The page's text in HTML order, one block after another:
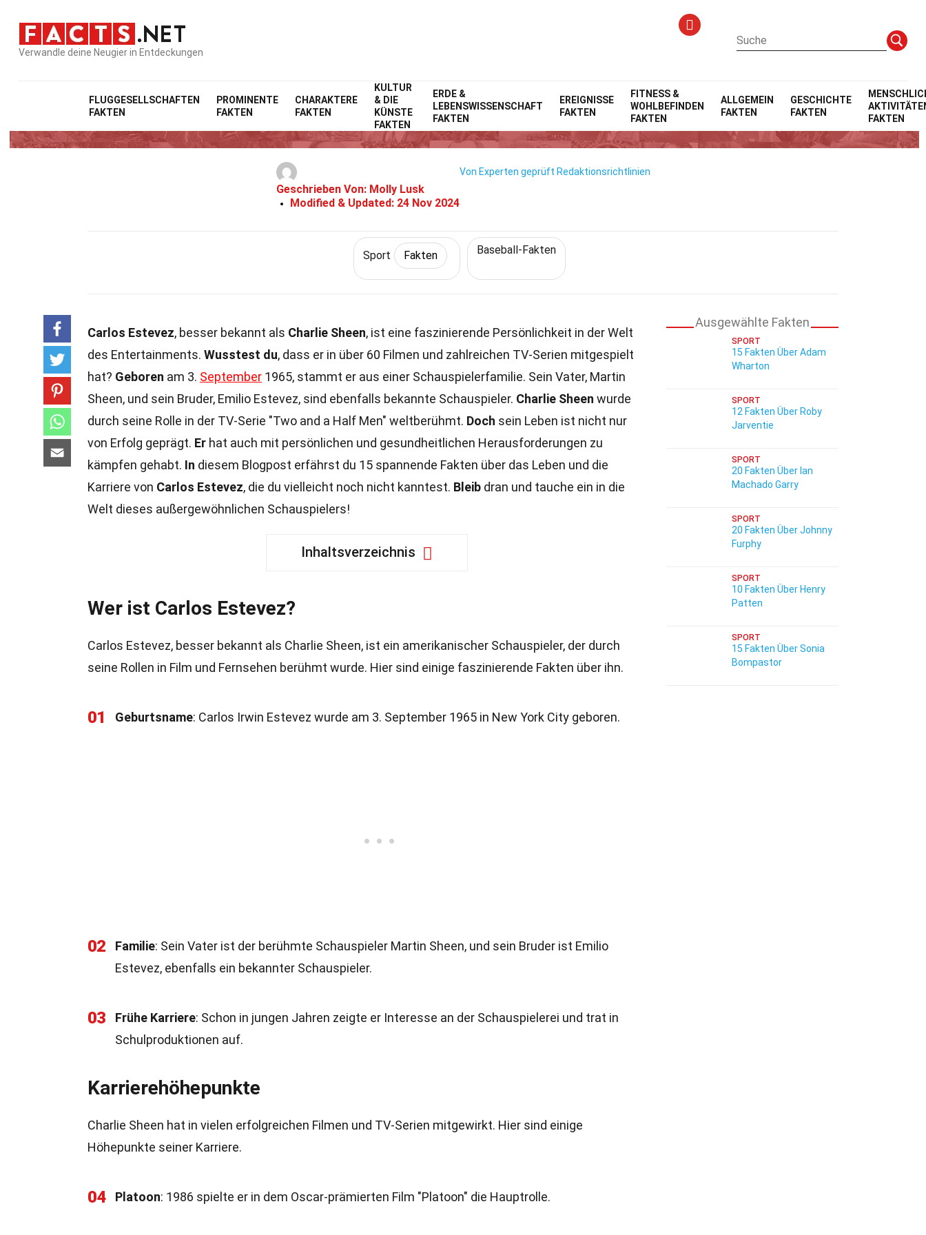
Verwandle deine Neugier in Entdeckungen
FLUGGESELLSCHAFTEN
FAKTEN
PROMINENTE
FAKTEN
CHARAKTERE
FAKTEN
KULTUR
& DIE
KÜNSTE
FAKTEN
ERDE &
LEBENSWISSENSCHAFT
FAKTEN
EREIGNISSE
FAKTEN
FITNESS &
WOHLBEFINDEN
FAKTEN
ALLGEMEIN
FAKTEN
GESCHICHTE
FAKTEN
FAKTEN
Home LebensstilFakten Fakten
15 Fakten Über Carlos Estevez
Geschrieben Von: Molly Lusk
Modified & Updated: 24 Nov 2024
Von Experten geprüft Redaktionsrichtlinien
Sport Fakten Baseball-Fakten
Carlos Estevez, besser bekannt als Charlie Sheen, ist eine faszinierende Persönlichkeit in der Welt
des Entertainments. Wusstest du, dass er in über 60 Filmen und zahlreichen TV-Serien mitgespielt
hat? Geboren am 3. September 1965, stammt er aus einer Schauspielerfamilie. Sein Vater, Martin
Sheen, und sein Bruder, Emilio Estevez, sind ebenfalls bekannte Schauspieler. Charlie Sheen wurde
durch seine Rolle in der TV-Serie "Two and a Half Men" weltberühmt. Doch sein Leben ist nicht nur
von Erfolg geprägt. Er hat auch mit persönlichen und gesundheitlichen Herausforderungen zu
kämpfen gehabt. In diesem Blogpost erfährst du 15 spannende Fakten über das Leben und die
Karriere von Carlos Estevez, die du vielleicht noch nicht kanntest. Bleib dran und tauche ein in die
Welt dieses außergewöhnlichen Schauspielers!
Inhaltsverzeichnis
Wer ist Carlos Estevez?
Carlos Estevez, besser bekannt als Charlie Sheen, ist ein amerikanischer Schauspieler, der durch
seine Rollen in Film und Fernsehen berühmt wurde. Hier sind einige faszinierende Fakten über ihn.
01 Geburtsname: Carlos Irwin Estevez wurde am 3. September 1965 in New York City geboren.
02 Familie: Sein Vater ist der berühmte Schauspieler Martin Sheen, und sein Bruder ist Emilio
Estevez, ebenfalls ein bekannter Schauspieler.
03 Frühe Karriere: Schon in jungen Jahren zeigte er Interesse an der Schauspielerei und trat in
Schulproduktionen auf.
Karrierehöhepunkte
Charlie Sheen hat in vielen erfolgreichen Filmen und TV-Serien mitgewirkt. Hier sind einige
Höhepunkte seiner Karriere.
04 Platoon: 1986 spielte er in dem Oscar-prämierten Film "Platoon" die Hauptrolle.
Ausgewählte Fakten
SPORT
15 Fakten Über Adam
Wharton
SPORT
12 Fakten Über Roby
Jarventie
SPORT
20 Fakten Über Ian
Machado Garry
SPORT
20 Fakten Über Johnny
Furphy
SPORT
10 Fakten Über Henry
Patten
SPORT
15 Fakten Über Sonia
Bompastor